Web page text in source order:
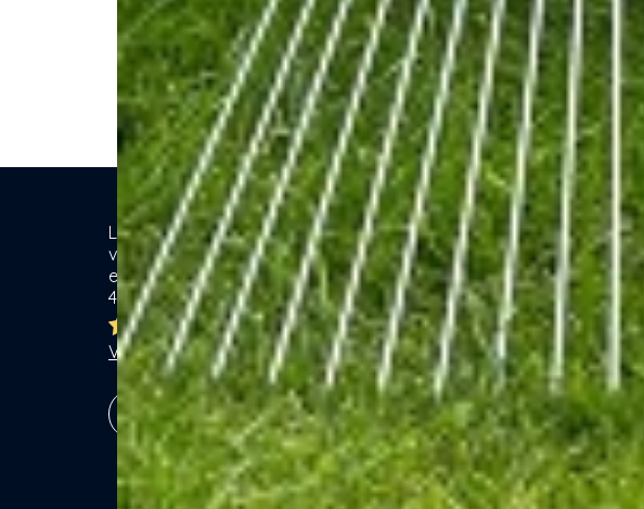
Location de matériel & Services entre
voisins. Voisiner, s'entraider... gagner
ensemble ! Particuliers & Professionnels.
4,8/5
Voir les 7751 avis
S'inscrire !
Catégories
Services
Location
Bricoleur
Jardinier
Garde d'animaux
Véhicules